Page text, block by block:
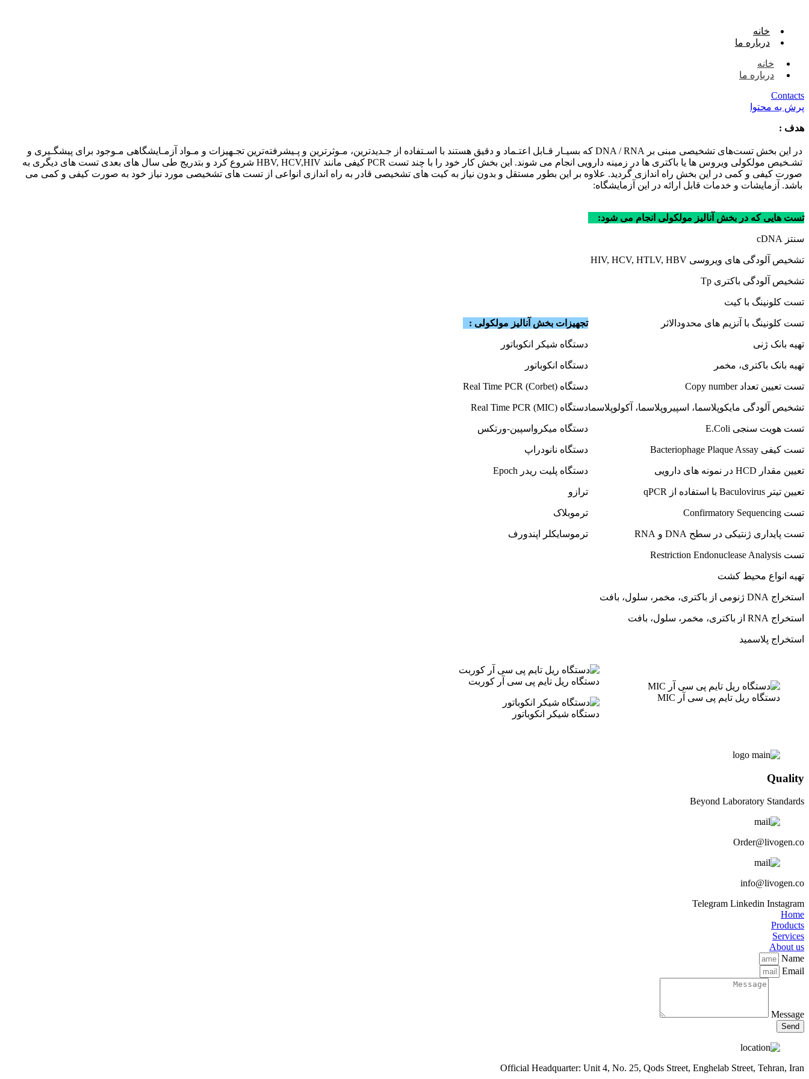
خانه
درباره ما
خانه
درباره ما
Contacts
پرش به محتوا
هدف :
در این بخش تست‌های تشخیصی مبنی بر DNA / RNA که بسیـار قـابل اعتـماد و دقیق هستند با اسـتفاده از جـدیدترین، مـوثرترین و پـیشرفته‌ترین تجـهیزات و مـواد آزمـایشگاهی مـوجود برای پیشگـیری و
تشـخیص مولکولی ویروس ها یا باکتری ها در زمینه دارویی انجام می شوند. این بخش کار خود را با چند تست PCR کیفی مانند HBV, HCV,HIV شروع کرد و بتدریج طی سال های بعدی تست های دیگری به
صورت کیفی و کمی در این بخش راه اندازی گردید. علاوه بر این بطور مستقل و بدون نیاز به کیت های تشخیصی قادر به راه اندازی انواعی از تست های تشخیصی مورد نیاز خود به صورت کیفی و کمی می
باشد. آزمایشات و خدمات قابل ارائه در این آزمایشگاه:
تست هایی که در بخش آنالیز مولکولی انجام می شود:
سنتز cDNA
تشخیص آلودگی های ویروسی HIV, HCV, HTLV, HBV
تشخیص آلودگی باکتری Tp
تست کلونینگ با کیت
تست کلونینگ با آنزیم های محدودالاثر
تهیه بانک ژنی
تهیه بانک باکتری، مخمر
تست تعیین تعداد Copy number
تشخیص آلودگی مایکوپلاسما، اسپیروپلاسما، آکولوپلاسما
تست هویت سنجی E.Coli
تست کیفی Bacteriophage Plaque Assay
تعیین مقدار HCD در نمونه های دارویی
تعیین تیتر Baculovirus با استفاده از qPCR
تست Confirmatory Sequencing
تست پایداری ژنتیکی در سطح DNA و RNA
تست Restriction Endonuclease Analysis
تهیه انواع محیط کشت
استخراج DNA ژنومی از باکتری، مخمر، سلول، بافت
استخراج RNA از باکتری، مخمر، سلول، بافت
استخراج پلاسمید
تجهیزات بخش آنالیز مولکولی :
دستگاه شیکر انکوباتور
دستگاه انکوباتور
دستگاه Real Time PCR (Corbet)
دستگاه Real Time PCR (MIC)
دستگاه میکرواسپین-ورتکس
دستگاه نانودراپ
دستگاه پلیت ریدر Epoch
ترازو
ترموبلاک
ترموسایکلر اپندورف
دستگاه ریل تایم پی سی آر MIC
دستگاه ریل تایم پی سی آر کوربت
دستگاه شیکر انکوباتور
Quality
Beyond Laboratory Standards
Order@livogen.co
info@livogen.co
Telegram Linkedin Instagram
Home
Products
Services
About us
Name
Email
Message
Send
Official Headquarter: Unit 4, No. 25, Qods Street, Enghelab Street, Tehran, Iran